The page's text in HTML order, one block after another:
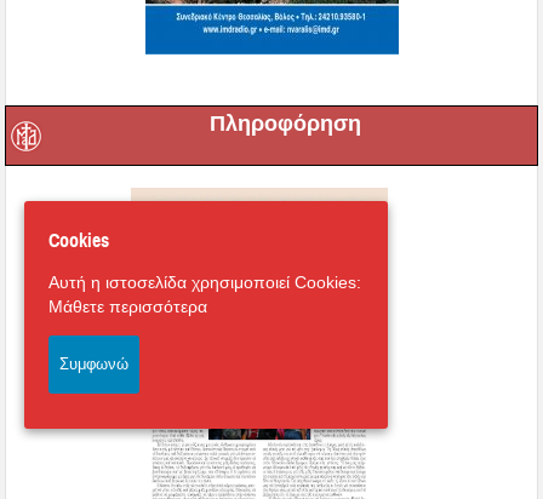
Πληροφόρηση
Cookies
Αυτή η ιστοσελίδα χρησιμοποιεί Cookies:
Μάθετε περισσότερα
Συμφωνώ